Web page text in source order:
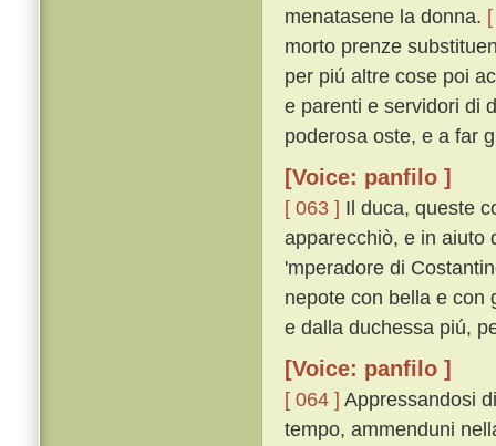
menatasene la donna.
morto prenze
per piú altre cose poi
e parenti e servidori di
poderosa oste, e a far
[Voice: panfilo ]
[ 063 ] Il duca, queste
apparecchiò, e in aiuto
'mperadore di
nepote con bella e con
e dalla duchessa piú,
[Voice: panfilo ]
[ 064 ] Appressandosi
tempo, ammenduni